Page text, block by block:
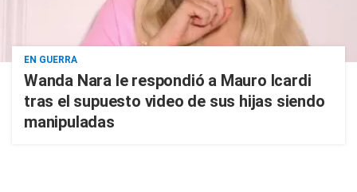
EN GUERRA
Wanda Nara le respondió a Mauro Icardi
tras el supuesto video de sus hijas siendo
manipuladas